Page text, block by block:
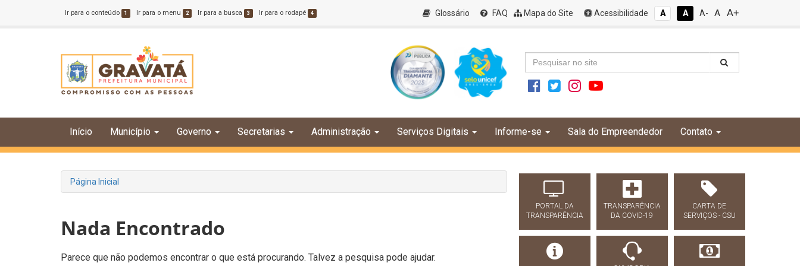
Ir para o conteúdo 1 Ir para o menu 2 Ir para a busca 3 Ir para o rodapé 4 Glossário FAQ Mapa do Site Acessibilidade A A A- A A+
Início Município Governo Secretarias Administração Serviços Digitais Informe-se Sala do Empreendedor Contato
Página Inicial
Nada Encontrado
Parece que não podemos encontrar o que está procurando. Talvez a pesquisa pode ajudar.
PORTAL DA
TRANSPARÊNCIA
TRANSPARÊNCIA
DA COVID-19
CARTA DE
SERVIÇOS - CSU